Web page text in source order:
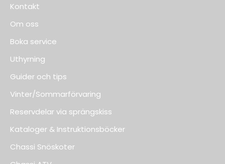
Kontakt
Om oss
Boka service
Uthyrning
Guider och tips
Vinter/Sommarförvaring
Reservdelar via sprängskiss
Kataloger & Instruktionsböcker
Chassi Snöskoter